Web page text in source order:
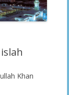
Khan